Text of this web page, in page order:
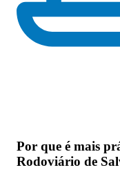
Por que é mais
Rodoviário de